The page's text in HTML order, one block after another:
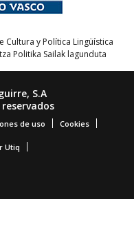
y Política Lingüística
Politika Sailak lagunduta
S.A
de uso Cookies
Utiq